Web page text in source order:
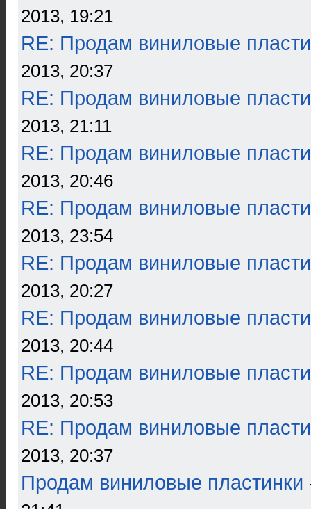
2013, 19:21
RE: Продам виниловые
2013, 20:37
RE: Продам виниловые
2013, 21:11
RE: Продам виниловые
2013, 20:46
RE: Продам виниловые
2013, 23:54
RE: Продам виниловые
2013, 20:27
RE: Продам виниловые
2013, 20:44
RE: Продам виниловые
2013, 20:53
RE: Продам виниловые
2013, 20:37
Продам виниловые пластинки